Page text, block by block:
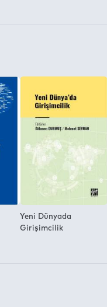
İzni:
Yeni Dünyada
Girişimcilik